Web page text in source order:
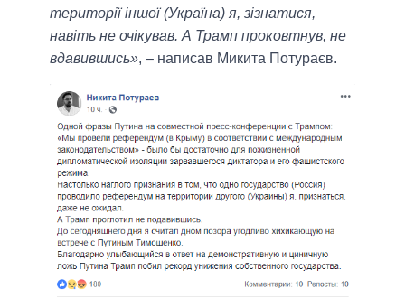
території іншої (Україна) я, зізнатися,
навіть не очікував. А Трамп проковтнув, не
вдавившись», – написав Микита Потураєв.